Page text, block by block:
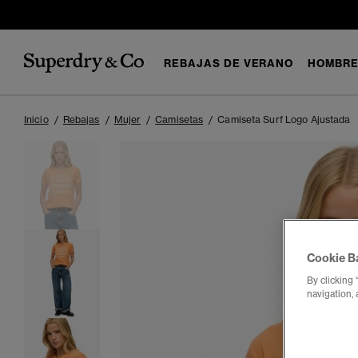
REBAJAS DE VERANO
Inicio Rebajas Mujer Camisetas Camiseta Surf Logo Ajustada
Cookie
By clicking
navigation,